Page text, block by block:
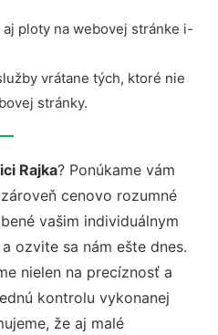
ploty na webovej stránke i-
vrátane tých, ktoré nie
stránky.
Rajka? Ponúkame vám
cenovo rozumné
vašim individuálnym
ozvite sa nám ešte dnes.
nielen na precíznosť a
kontrolu vykonanej
že aj malé